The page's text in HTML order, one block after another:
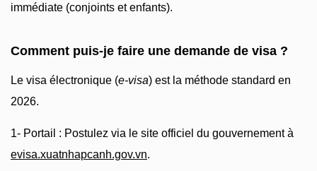
immédiate (conjoints et enfants).
Comment puis-je faire une demande de visa ?
Le visa électronique (e-visa) est la méthode standard en
2026.
1- Portail : Postulez via le site officiel du gouvernement à
evisa.xuatnhapcanh.gov.vn.